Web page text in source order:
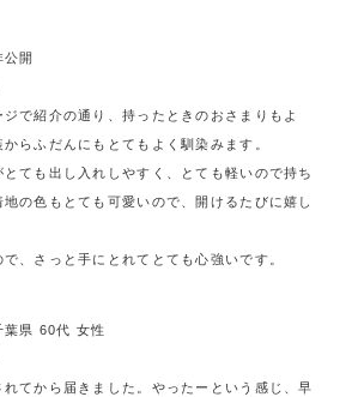
開
で紹介の通り、持ったときのおさまりもよ
らふだんにもとてもよく馴染みます。
ても出し入れしやすく、とても軽いので持ち
の色もとても可愛いので、開けるたびに嬉し
、さっと手にとれてとても心強いです。
県 60代 女性
てから届きました。やったーという感じ、早